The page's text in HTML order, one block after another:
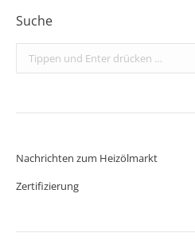
Suche
Search:
Nachrichten zum Heizölmarkt
Zertifizierung